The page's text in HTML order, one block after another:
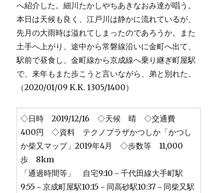
へ紹介した。細川たかしやちあきなおみ達が唱う。
本日は天候も良く、江戸川は静かに流れているが、
先月の大雨時は溢れてしまったのであろうか。また
土手へ上がり、途中から常磐線沿いに金町へ出て、
駅前で昼食し、金町線から京成線へ乗り継ぎ町屋駅
で、来年もまた歩こうと言いながら、弟と別れた。
（2020/01/09 K.K. 1305/1400）
◇日時 2019/12/16 ◇天候 晴 ◇交通費
400円 ◇資料 テクノプラザかつしか「かつし
か柴又マップ」2019年4月 ◇歩数等 11,000
歩 8km
「通過時間等」 自宅9:10－千代田線大手町駅
9:55－京成町屋駅10:15－同高砂駅10:37－同柴又駅